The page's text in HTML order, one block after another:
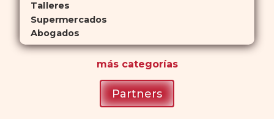
Talleres
Supermercados
Abogados
máscategorías
Partners